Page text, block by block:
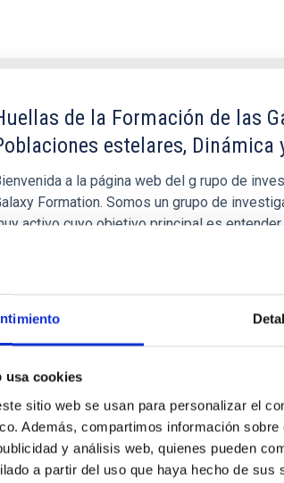
usa cookies
sitio web se usan para personalizar el
Además, compartimos información
y análisis web, quienes pueden
a partir del uso que haya hecho de sus
de la Formación de las
estelares, Dinámica
a la página web del g rupo de
Formation. Somos un grupo de
activo cuyo objetivo principal es
Anna Ferré Mateu